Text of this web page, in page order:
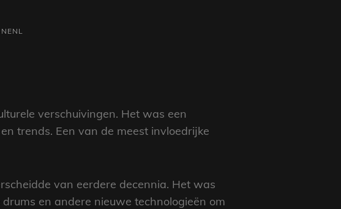
verschuivingen. Het was een
trends. Een van de meest invloedrijke
van eerdere decennia. Het was
en andere nieuwe technologieën om